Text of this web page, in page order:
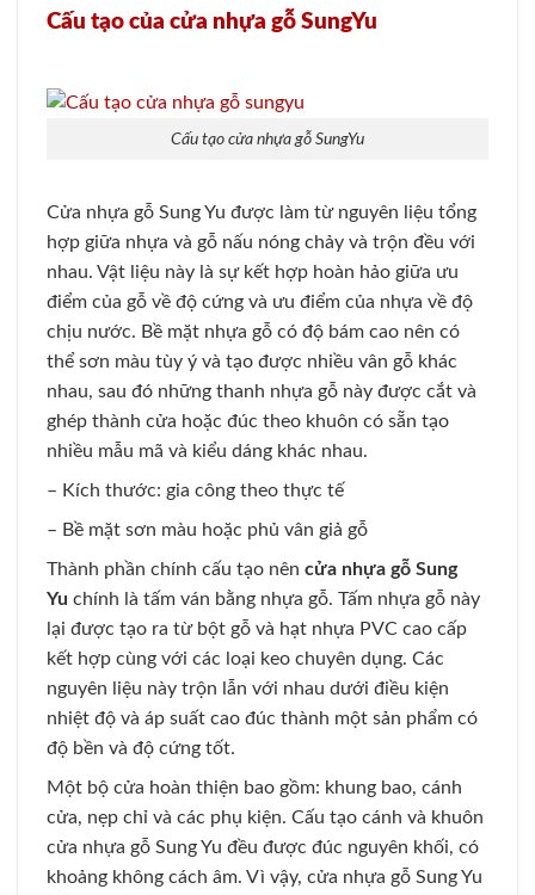
Cấu tạo của cửa nhựa gỗ SungYu
Cấu tạo cửa nhựa gỗ SungYu
Cửa nhựa gỗ Sung Yu được làm từ nguyên liệu tổng
hợp giữa nhựa và gỗ nấu nóng chảy và trộn đều với
nhau. Vật liệu này là sự kết hợp hoàn hảo giữa ưu
điểm của gỗ về độ cứng và ưu điểm của nhựa về độ
chịu nước. Bề mặt nhựa gỗ có độ bám cao nên có
thể sơn màu tùy ý và tạo được nhiều vân gỗ khác
nhau, sau đó những thanh nhựa gỗ này được cắt và
ghép thành cửa hoặc đúc theo khuôn có sẵn tạo
nhiều mẫu mã và kiểu dáng khác nhau.
– Kích thước: gia công theo thực tế
– Bề mặt sơn màu hoặc phủ vân giả gỗ
Thành phần chính cấu tạo nên cửa nhựa gỗ Sung
Yu chính là tấm ván bằng nhựa gỗ. Tấm nhựa gỗ này
lại được tạo ra từ bột gỗ và hạt nhựa PVC cao cấp
kết hợp cùng với các loại keo chuyên dụng. Các
nguyên liệu này trộn lẫn với nhau dưới điều kiện
nhiệt độ và áp suất cao đúc thành một sản phẩm có
độ bền và độ cứng tốt.
Một bộ cửa hoàn thiện bao gồm: khung bao, cánh
cửa, nẹp chỉ và các phụ kiện. Cấu tạo cánh và khuôn
cửa nhựa gỗ Sung Yu đều được đúc nguyên khối, có
khoảng không cách âm. Vì vậy, cửa nhựa gỗ Sung Yu